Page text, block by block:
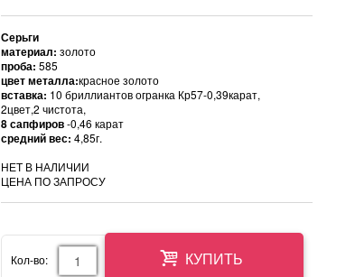
Серьги
материал: золото
проба: 585
цвет металла:красное золото
вставка: 10 бриллиантов огранка Кр57-0,39карат,
2цвет,2 чистота,
8 сапфиров-0,46 карат
средний вес: 4,85г.
НЕТ В НАЛИЧИИ
ЦЕНА ПО ЗАПРОСУ
Кол-во: КУПИТЬ